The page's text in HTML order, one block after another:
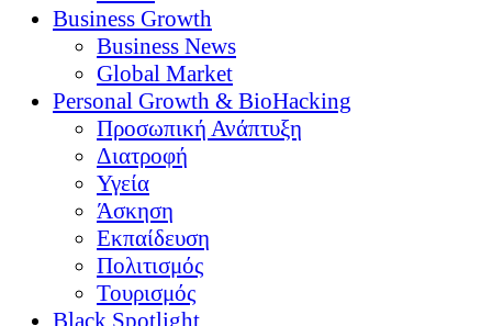
Business Growth
Business News
Global Market
Personal Growth & BioHacking
Προσωπική Ανάπτυξη
Διατροφή
Υγεία
Άσκηση
Εκπαίδευση
Πολιτισμός
Τουρισμός
Black Spotlight